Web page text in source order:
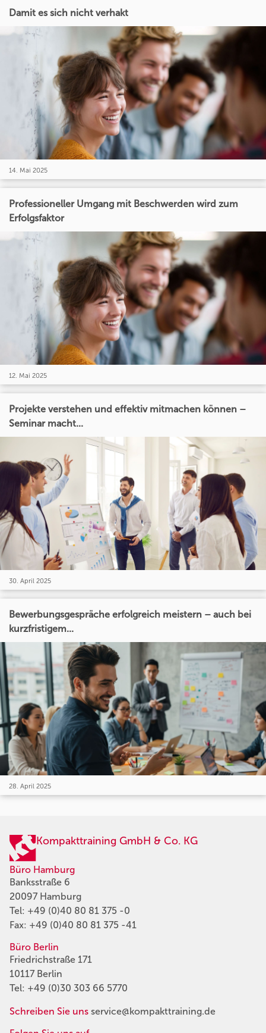
Damit es sich nicht verhakt
14. Mai 2025
Professioneller Umgang mit Beschwerden wird zum
Erfolgsfaktor
12. Mai 2025
Projekte verstehen und effektiv mitmachen können –
Seminar macht...
30. April 2025
Bewerbungsgespräche erfolgreich meistern – auch bei
kurzfristigem...
28. April 2025
Kompakttraining GmbH & Co. KG
Büro Hamburg
Banksstraße 6
20097 Hamburg
Tel: +49 (0)40 80 81 375 -0
Fax: +49 (0)40 80 81 375 -41
Büro Berlin
Friedrichstraße 171
10117 Berlin
Tel: +49 (0)30 303 66 5770
Schreiben Sie uns service@kompakttraining.de